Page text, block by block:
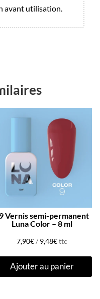
avant utilisation.
Vernis semi-permanent
Luna Color – 8 ml
7,90€/ 9,48€ttc
Ajouter au panier